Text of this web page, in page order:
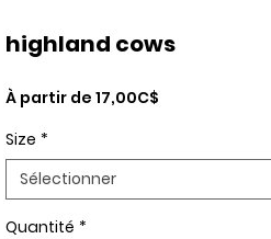
highland cows
À partir de 17,00C$
Size *
Sélectionner
Quantité *